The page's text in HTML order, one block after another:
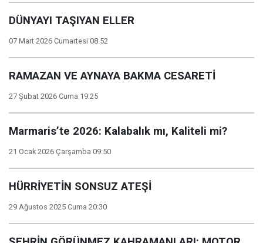
DÜNYAYI TAŞIYAN ELLER
07 Mart 2026 Cumartesi 08:52
RAMAZAN VE AYNAYA BAKMA CESARETİ
27 Şubat 2026 Cuma 19:25
Marmaris’te 2026: Kalabalık mı, Kaliteli mi?
21 Ocak 2026 Çarşamba 09:50
HÜRRİYETİN SONSUZ ATEŞİ
29 Ağustos 2025 Cuma 20:30